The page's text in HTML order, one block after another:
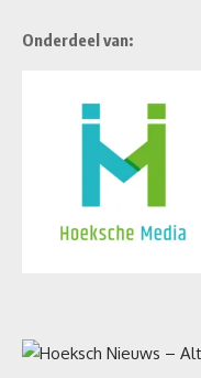
Onderdeel van: